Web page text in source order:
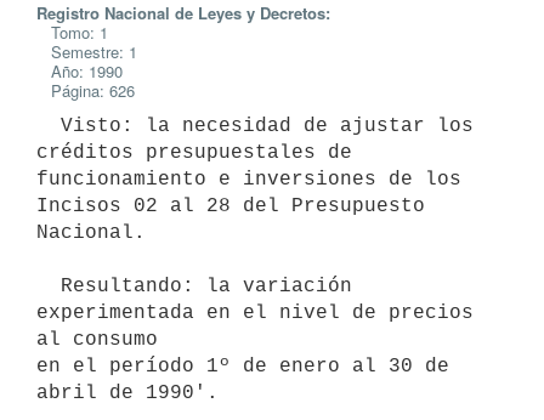
Registro Nacional de Leyes y Decretos:
Tomo: 1
Semestre: 1
Año: 1990
Página: 626
créditos presupuestales de
funcionamiento e inversiones de los
Incisos 02 al 28 del Presupuesto
Nacional.
experimentada en el nivel de precios
al consumo
en el período 1º de enero al 30 de
abril de 1990'.